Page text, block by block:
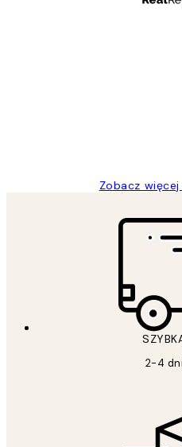
Zobacz
2-4